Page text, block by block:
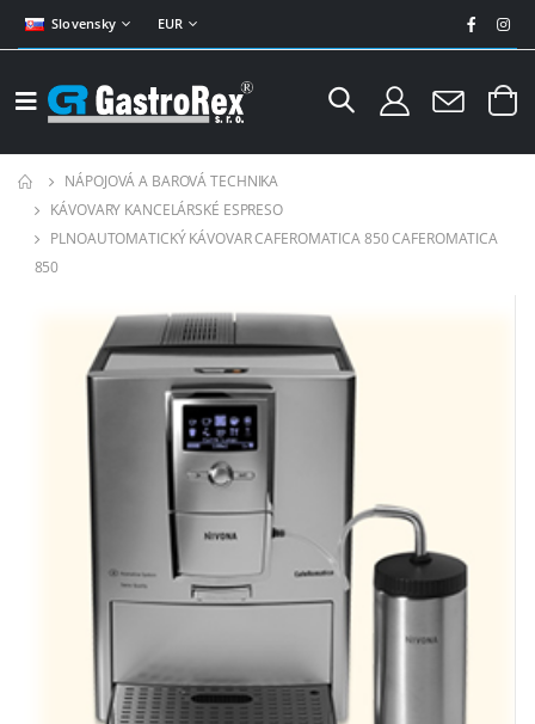
Slovensky EUR
NÁPOJOVÁ A BAROVÁ TECHNIKA
KÁVOVARY KANCELÁRSKÉ ESPRESO
PLNOAUTOMATICKÝ KÁVOVAR CAFEROMATICA 850 CAFEROMATICA
850